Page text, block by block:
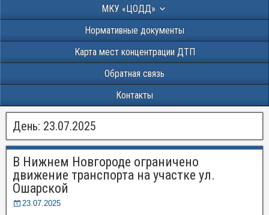
МКУ «ЦОДД»
Нормативные документы
Карта мест концентрации ДТП
Обратная связь
Контакты
День: 23.07.2025
В Нижнем Новгороде ограничено
движение транспорта на участке ул.
Ошарской
23.07.2025